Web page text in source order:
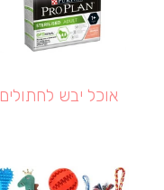
אוכל יבש לחתולים